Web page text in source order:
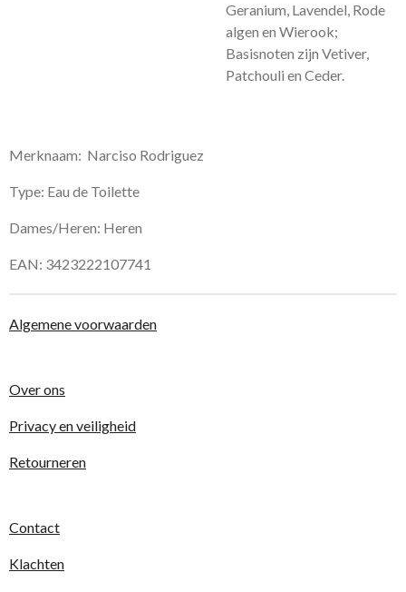
Geranium, Lavendel, Rode
algen en Wierook;
Basisnoten zijn Vetiver,
Patchouli en Ceder.
Merknaam: Narciso Rodriguez
Type: Eau de Toilette
Dames/Heren: Heren
EAN: 3423222107741
Algemene voorwaarden
Over ons
Privacy en veiligheid
Retourneren
Contact
Klachten